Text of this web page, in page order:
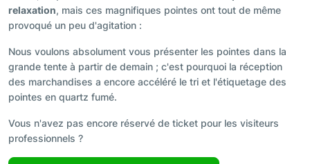
relaxation, mais ces magnifiques pointes ont tout de même
provoqué un peu d'agitation :
Nous voulons absolument vous présenter les pointes dans la
grande tente à partir de demain ; c'est pourquoi la réception
des marchandises a encore accéléré le tri et l'étiquetage des
pointes en quartz fumé.
Vous n'avez pas encore réservé de ticket pour les visiteurs
professionnels ?